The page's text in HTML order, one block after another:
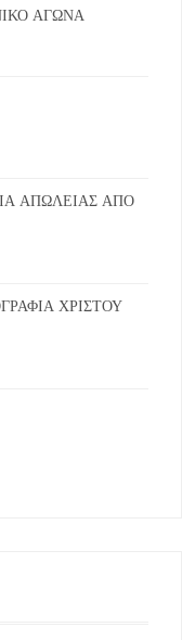
ΑΓΩΝΑ
ΑΠΩΛΕΙΑΣ ΑΠΟ
ΧΡΙΣΤΟΥ